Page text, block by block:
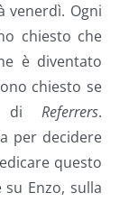
venerdì. Ogni
chiesto che
è diventato
chiesto se
di Referrers.
per decidere
questo
Enzo, sulla